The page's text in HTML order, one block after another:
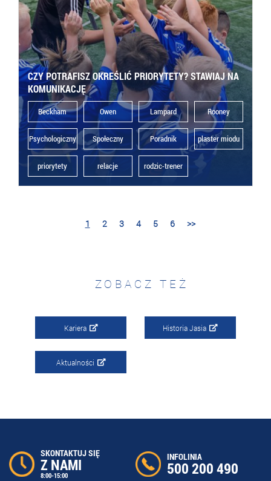
CZY POTRAFISZ OKREŚLIĆ PRIORYTETY? STAWIAJ NA
KOMUNIKACJĘ
Beckham Owen Lampard Rooney
Psychologiczny Społeczny Poradnik plaster miodu
priorytety relacje rodzic-trener
1 2 3 4 5 6 >>
ZOBACZ TEŻ
Kariera Historia Jasia
Aktualności
SKONTAKTUJ SIĘ
Z NAMI
8:00-15:00
INFOLINIA
500 200 490